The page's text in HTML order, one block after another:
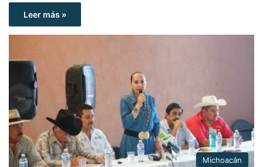
Leer más »
Michoacán